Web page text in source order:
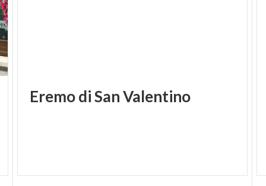
EremodiSanValentino